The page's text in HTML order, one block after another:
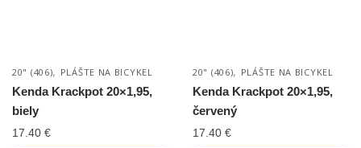
20" (406), PLÁŠTE NA BICYKEL
Kenda Krackpot 20×1,95,
biely
17.40 €
20" (406), PLÁŠTE NA BICYKEL
Kenda Krackpot 20×1,95,
červený
17.40 €